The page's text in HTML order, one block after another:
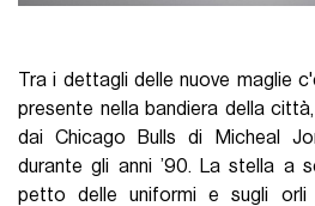
Tra i dettagli delle nuove maglie
presente nella bandiera della
dai Chicago Bulls di Micheal
durante gli anni ’90. La stella a
petto delle uniformi e sugli orli